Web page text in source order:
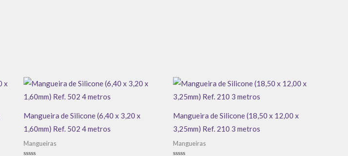
Mangueira de Silicone (6,40 x 3,20 x
1,60mm) Ref. 502 4 metros
Mangueiras
Mangueira de Silicone (18,50 x 12,00 x
3,25mm) Ref. 210 3 metros
Mangueiras